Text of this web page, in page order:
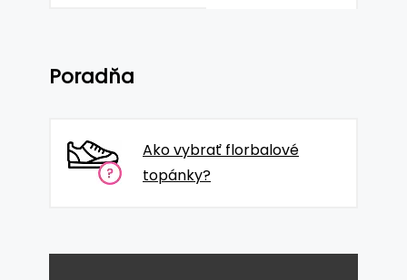
Poradňa
Ako vybrať florbalové
topánky?